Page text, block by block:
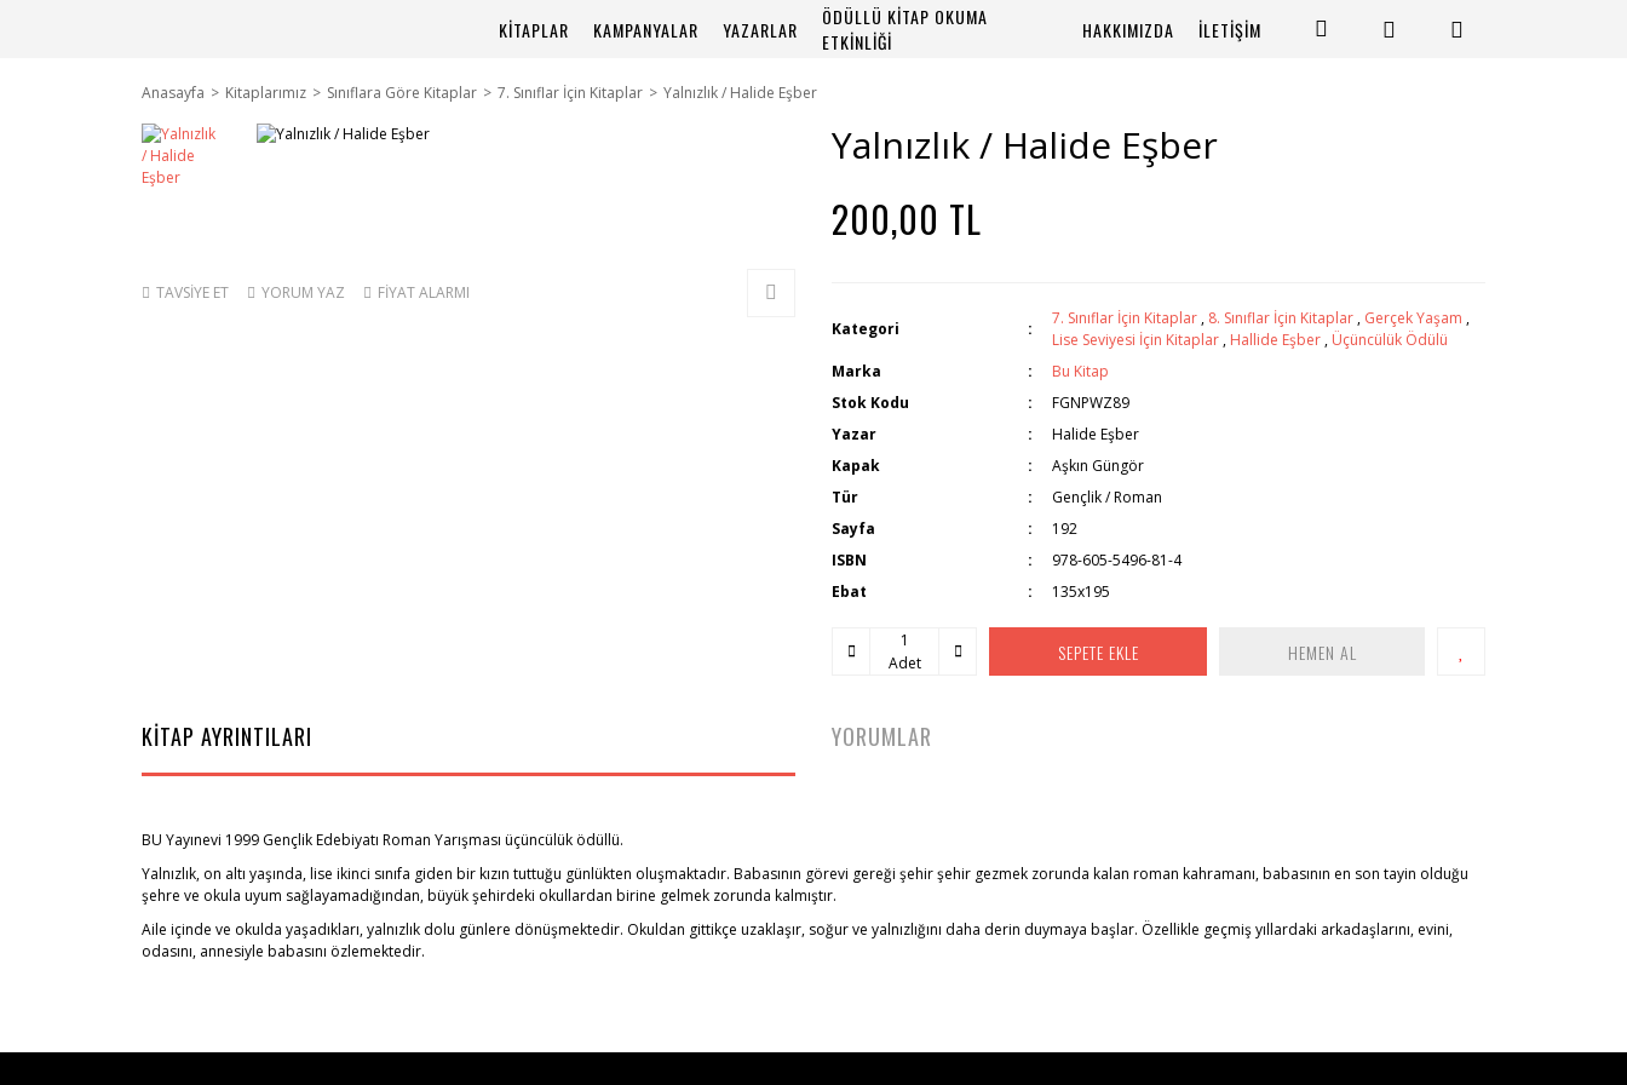
KİTAPLAR KAMPANYALAR YAZARLAR
ÖDÜLLÜ KİTAP OKUMA
ETKİNLİĞİ
HAKKIMIZDA İLETİŞİM
Anasayfa Kitaplarımız Sınıflara Göre Kitaplar 7. Sınıflar İçin Kitaplar Yalnızlık / Halide Eşber
TAVSİYE ET YORUM YAZ FİYAT ALARMI
Yalnızlık / Halide Eşber
200,00 TL
Kategori
7. Sınıflar İçin Kitaplar , 8. Sınıflar İçin Kitaplar , Gerçek Yaşam ,
Lise Seviyesi İçin Kitaplar , Hallide Eşber , Üçüncülük Ödülü
Marka
Bu Kitap
Stok Kodu
FGNPWZ89
Yazar
Halide Eşber
Kapak
Aşkın Güngör
Tür
Gençlik / Roman
Sayfa
192
ISBN
978-605-5496-81-4
Ebat
135x195
Adet SEPETE EKLE HEMEN AL
KİTAP AYRINTILARI
BU Yayınevi 1999 Gençlik Edebiyatı Roman Yarışması üçüncülük ödüllü.
Yalnızlık, on altı yaşında, lise ikinci sınıfa giden bir kızın tuttuğu günlükten oluşmaktadır. Babasının görevi gereği şehir şehir gezmek zorunda kalan roman kahramanı, babasının en son tayin olduğu
şehre ve okula uyum sağlayamadığından, büyük şehirdeki okullardan birine gelmek zorunda kalmıştır.
Aile içinde ve okulda yaşadıkları, yalnızlık dolu günlere dönüşmektedir. Okuldan gittikçe uzaklaşır, soğur ve yalnızlığını daha derin duymaya başlar. Özellikle geçmiş yıllardaki arkadaşlarını, evini,
odasını, annesiyle babasını özlemektedir.
YORUMLAR